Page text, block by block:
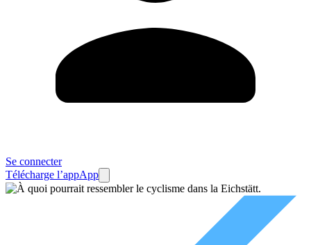
Se connecter
Télécharge l’appApp